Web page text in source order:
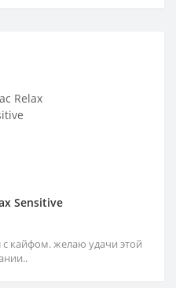
Sensitive
кайфом. желаю удачи этой